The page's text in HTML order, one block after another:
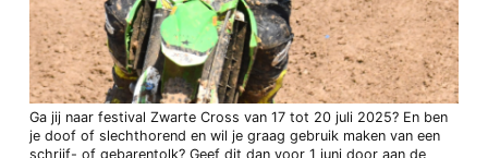
Ga jij naar festival Zwarte Cross van 17 tot 20 juli 2025? En ben
je doof of slechthorend en wil je graag gebruik maken van een
schrijf- of gebarentolk? Geef dit dan voor 1 juni door aan de